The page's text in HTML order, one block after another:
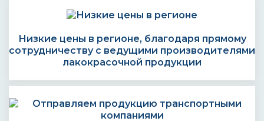
Низкие цены в регионе, благодаря прямому
сотрудничеству с ведущими производителями
лакокрасочной продукции